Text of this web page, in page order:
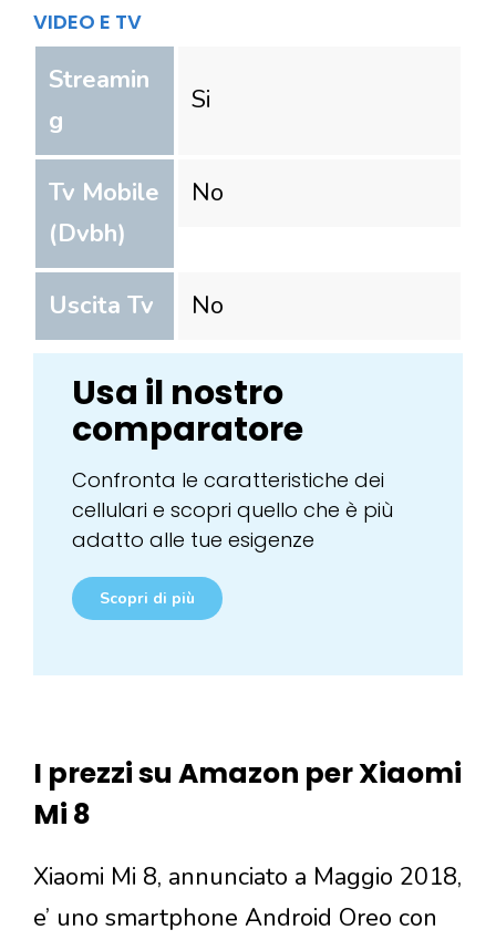
VIDEO E TV
Streamin
g
Si
Tv Mobile
(Dvbh)
No
Uscita Tv No
Usa il nostro
comparatore
Confronta le caratteristiche dei
cellulari e scopri quello che è più
adatto alle tue esigenze
Scopri di più
I prezzi su Amazon per Xiaomi
Mi 8
Xiaomi Mi 8, annunciato a Maggio 2018,
e’ uno smartphone Android Oreo con